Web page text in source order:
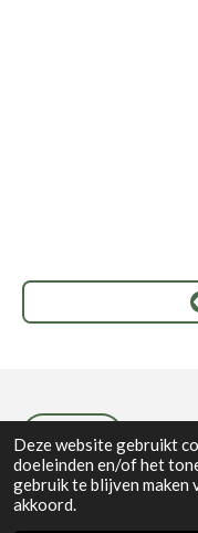
Deze website gebruikt
doeleinden en/of het
gebruik te blijven maken
akkoord.
Privacybeleid